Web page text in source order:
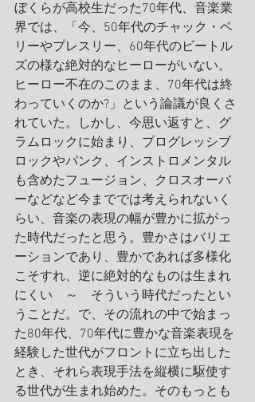
ぼくらが高校生だった70年代、音楽業
界では、「今、50年代のチャック・ベ
リーやプレスリー、60年代のビートル
ズの様な絶対的なヒーローがいない。
ヒーロー不在のこのまま、70年代は終
わっていくのか?」という論議が良くさ
れていた。しかし、今思い返すと、グ
ラムロックに始まり、プログレッシブ
ロックやパンク、インストロメンタル
も含めたフュージョン、クロスオーバ
ーなどなど今まででは考えられないく
らい、音楽の表現の幅が豊かに拡がっ
た時代だったと思う。豊かさはバリエ
ーションであり、豊かであれば多様化
こそすれ、逆に絶対的なものは生まれ
にくい　～　そういう時代だったとい
うことだ。で、その流れの中で始まっ
た80年代、70年代に豊かな音楽表現を
経験した世代がフロントに立ち出した
とき、それら表現手法を縦横に駆使す
る世代が生まれ始めた。そのもっとも